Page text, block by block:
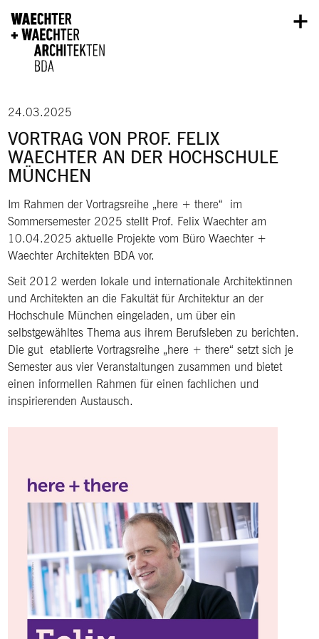
24.03.2025
VORTRAG VON PROF. FELIX
WAECHTER AN DER HOCHSCHULE
MÜNCHEN
Im Rahmen der Vortragsreihe „here + there“ im
Sommersemester 2025 stellt Prof. Felix Waechter am
10.04.2025 aktuelle Projekte vom Büro Waechter +
Waechter Architekten BDA vor.
Seit 2012 werden lokale und internationale Architektinnen
und Architekten an die Fakultät für Architektur an der
Hochschule München eingeladen, um über ein
selbstgewähltes Thema aus ihrem Berufsleben zu berichten.
Die gut etablierte Vortragsreihe „here + there“ setzt sich je
Semester aus vier Veranstaltungen zusammen und bietet
einen informellen Rahmen für einen fachlichen und
inspirierenden Austausch.